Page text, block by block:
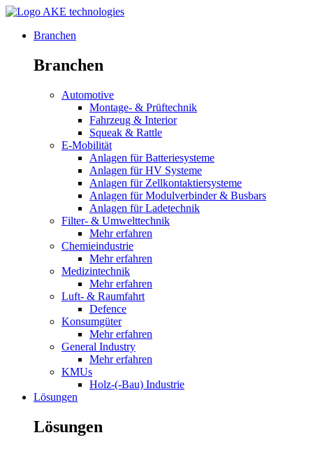
Branchen
Branchen
Automotive
Montage- & Prüftechnik
Fahrzeug & Interior
Squeak & Rattle
E-Mobilität
Anlagen für Batteriesysteme
Anlagen für HV Systeme
Anlagen für Zellkontaktiersysteme
Anlagen für Modulverbinder & Busbars
Anlagen für Ladetechnik
Filter- & Umwelttechnik
Mehr erfahren
Chemieindustrie
Mehr erfahren
Medizintechnik
Mehr erfahren
Luft- & Raumfahrt
Defence
Konsumgüter
Mehr erfahren
General Industry
Mehr erfahren
KMUs
Holz-(-Bau) Industrie
Lösungen
Lösungen